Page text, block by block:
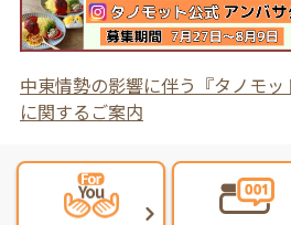
中東情勢の影響に伴う『タノモ
に関するご案内